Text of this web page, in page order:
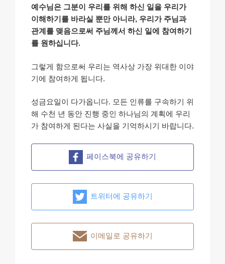
예수님은 그분이 우리를 위해 하신 일을 우리가
이해하기를 바라실 뿐만 아니라, 우리가 주님과
관계를 맺음으로써 주님께서 하신 일에 참여하기
를 원하십니다.
그렇게 함으로써 우리는 역사상 가장 위대한 이야
기에 참여하게 됩니다.
성금요일이 다가옵니다. 모든 인류를 구속하기 위
해 수천 년 동안 진행 중인 하나님의 계획에 우리
가 참여하게 된다는 사실을 기억하시기 바랍니다.
페이스북에 공유하기
트위터에 공유하기
이메일로 공유하기